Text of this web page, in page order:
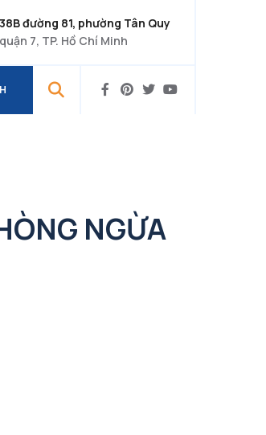
38B đường 81, phường Tân Quy
quận 7, TP. Hồ Chí Minh
NGỪA